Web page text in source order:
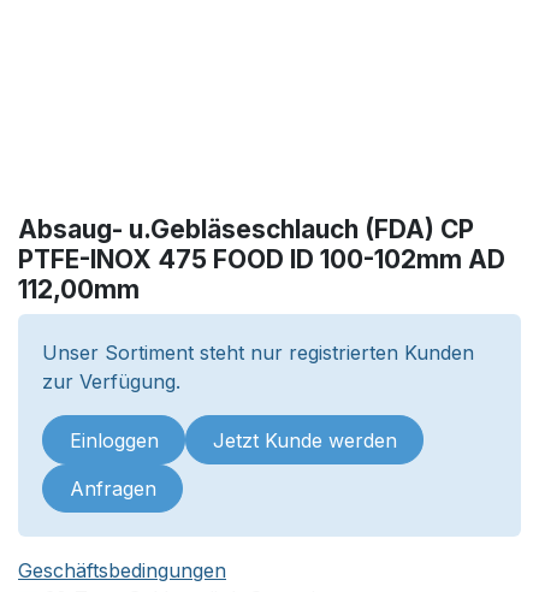
Absaug- u.Gebläseschlauch (FDA) CP
PTFE-INOX 475 FOOD ID 100-102mm AD
112,00mm
Unser Sortiment steht nur registrierten Kunden
zur Verfügung.
Einloggen Jetzt Kunde werden
Anfragen
Geschäftsbedingungen